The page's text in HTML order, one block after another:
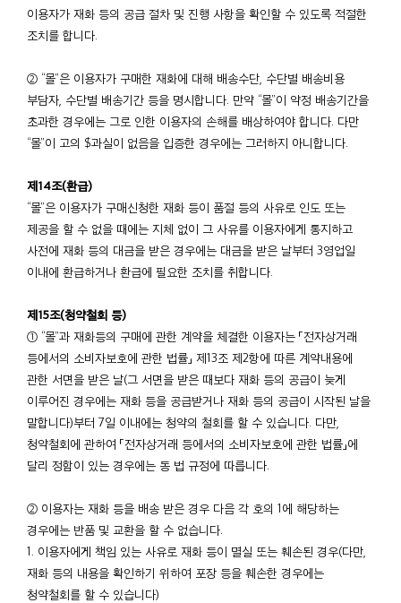
이용자가 재화 등의 공급 절차 및 진행 사항을 확인할 수 있도록 적절한
조치를 합니다.
② “몰”은 이용자가 구매한 재화에 대해 배송수단, 수단별 배송비용
부담자, 수단별 배송기간 등을 명시합니다. 만약 “몰”이 약정 배송기간을
초과한 경우에는 그로 인한 이용자의 손해를 배상하여야 합니다. 다만
“몰”이 고의 $과실이 없음을 입증한 경우에는 그러하지 아니합니다.
제14조(환급)
“몰”은 이용자가 구매신청한 재화 등이 품절 등의 사유로 인도 또는
제공을 할 수 없을 때에는 지체 없이 그 사유를 이용자에게 통지하고
사전에 재화 등의 대금을 받은 경우에는 대금을 받은 날부터 3영업일
이내에 환급하거나 환급에 필요한 조치를 취합니다.
제15조(청약철회 등)
① “몰”과 재화등의 구매에 관한 계약을 체결한 이용자는 「전자상거래
등에서의 소비자보호에 관한 법률」 제13조 제2항에 따른 계약내용에
관한 서면을 받은 날(그 서면을 받은 때보다 재화 등의 공급이 늦게
이루어진 경우에는 재화 등을 공급받거나 재화 등의 공급이 시작된 날을
말합니다)부터 7일 이내에는 청약의 철회를 할 수 있습니다. 다만,
청약철회에 관하여 「전자상거래 등에서의 소비자보호에 관한 법률」에
달리 정함이 있는 경우에는 동 법 규정에 따릅니다.
② 이용자는 재화 등을 배송 받은 경우 다음 각 호의 1에 해당하는
경우에는 반품 및 교환을 할 수 없습니다.
1. 이용자에게 책임 있는 사유로 재화 등이 멸실 또는 훼손된 경우(다만,
재화 등의 내용을 확인하기 위하여 포장 등을 훼손한 경우에는
청약철회를 할 수 있습니다)